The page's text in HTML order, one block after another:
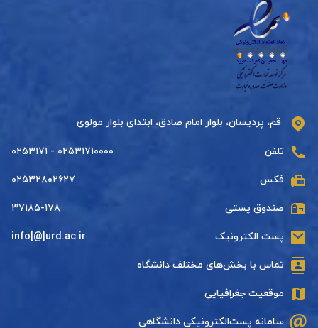
قم، پردیسان، بلوار امام صادق، ابتدای بلوار مولوی
تلفن ۰۲۵۳۱۷۱۰۰۰۰ - ۰۲۵۳۱۷۱
فکس ۰۲۵۳۲۸۰۲۶۲۷
صندوق پستی ۳۷۱۸۵-۱۷۸
پست الکترونیک info[@]urd.ac.ir
تماس با بخش‌های مختلف دانشگاه
موقعیت جغرافیایی
سامانه پست‌الکترونیکی دانشگاهی